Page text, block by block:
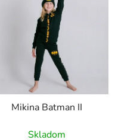
Mikina Batman II
Skladom